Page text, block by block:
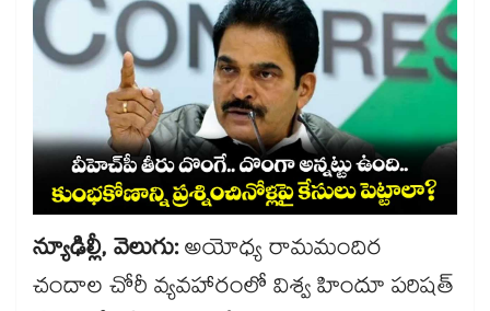
న్యూఢిల్లీ, వెలుగు:అయోధ్య రామమందిర
చందాల చోరీ వ్యవహారంలో విశ్వ హిందూ పరిషత్